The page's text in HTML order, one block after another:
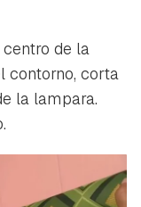
de la
contorno, corta
la lampara.